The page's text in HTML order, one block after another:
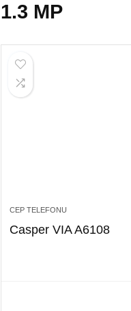
1.3 MP
CEP TELEFONU
Casper VIA A6108